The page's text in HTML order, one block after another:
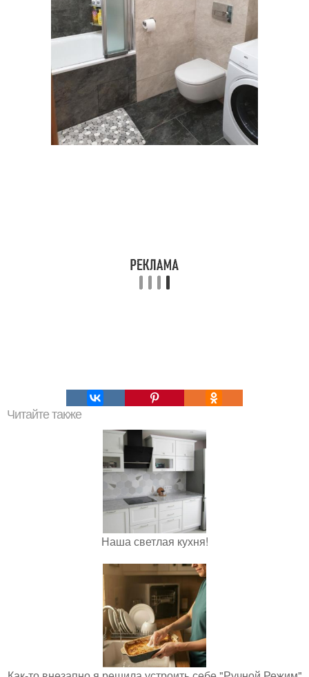
Читайте также
Наша светлая кухня!